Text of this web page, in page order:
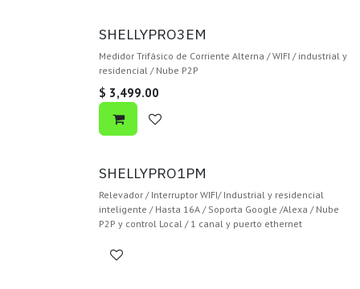
SHELLYPRO3EM
Medidor Trifásico de Corriente Alterna / WIFI / industrial y
residencial / Nube P2P
$ 3,499.00
SHELLYPRO1PM
Relevador / Interruptor WIFI/ Industrial y residencial
inteligente / Hasta 16A / Soporta Google /Alexa / Nube
P2P y control Local / 1 canal y puerto ethernet